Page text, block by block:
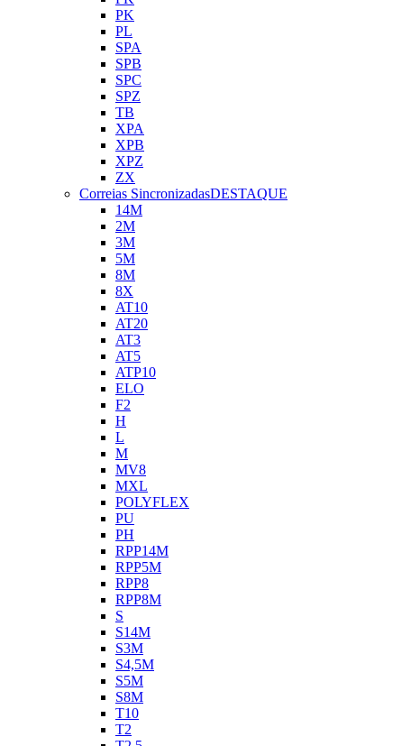
PK
PL
SPA
SPB
SPC
SPZ
TB
XPA
XPB
XPZ
ZX
Correias SincronizadasDESTAQUE
14M
2M
3M
5M
8M
8X
AT10
AT20
AT3
AT5
ATP10
ELO
F2
H
L
M
MV8
MXL
POLYFLEX
PU
PH
RPP14M
RPP5M
RPP8
RPP8M
S
S14M
S3M
S4,5M
S5M
S8M
T10
T2